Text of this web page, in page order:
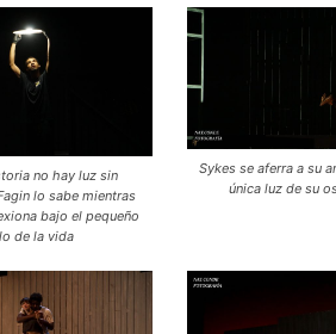
no hay luz sin
lo sabe mientras
bajo el pequeño
de la vida
Sykes se aferra a su
única luz de su